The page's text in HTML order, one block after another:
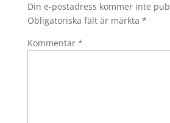
Din e-postadress kommer inte
Obligatoriska fält är märkta *
Kommentar *